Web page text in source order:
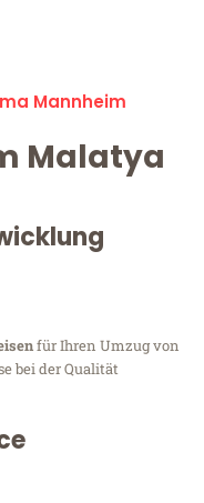
Mannheim
Malatya
für Ihren Umzug von
bei der Qualität